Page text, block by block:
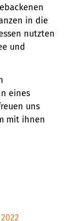
in die
nutzten
und
eines
uns
mit ihnen